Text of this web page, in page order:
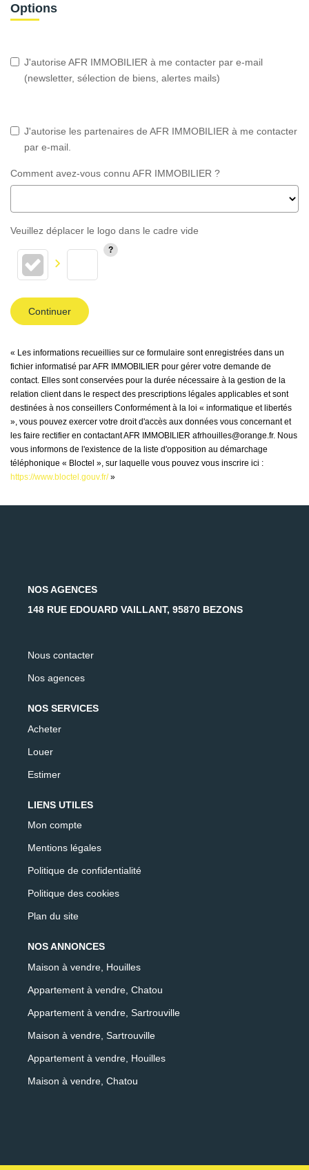
Options
J'autorise AFR IMMOBILIER à me contacter par e-mail
(newsletter, sélection de biens, alertes mails)
J'autorise les partenaires de AFR IMMOBILIER à me contacter
par e-mail.
Comment avez-vous connu AFR IMMOBILIER ?
Veuillez déplacer le logo dans le cadre vide
Continuer
« Les informations recueillies sur ce formulaire sont enregistrées dans un
fichier informatisé par AFR IMMOBILIER pour gérer votre demande de
contact. Elles sont conservées pour la durée nécessaire à la gestion de la
relation client dans le respect des prescriptions légales applicables et sont
destinées à nos conseillers Conformément à la loi « informatique et libertés
», vous pouvez exercer votre droit d'accès aux données vous concernant et
les faire rectifier en contactant AFR IMMOBILIER afrhouilles@orange.fr. Nous
vous informons de l'existence de la liste d'opposition au démarchage
téléphonique « Bloctel », sur laquelle vous pouvez vous inscrire ici :
https://www.bloctel.gouv.fr/»
NOS AGENCES
148 RUE EDOUARD VAILLANT, 95870 BEZONS
Nous contacter
Nos agences
NOS SERVICES
Acheter
Louer
Estimer
LIENS UTILES
Mon compte
Mentions légales
Politique de confidentialité
Politique des cookies
Plan du site
NOS ANNONCES
Maison à vendre, Houilles
Appartement à vendre, Chatou
Appartement à vendre, Sartrouville
Maison à vendre, Sartrouville
Appartement à vendre, Houilles
Maison à vendre, Chatou